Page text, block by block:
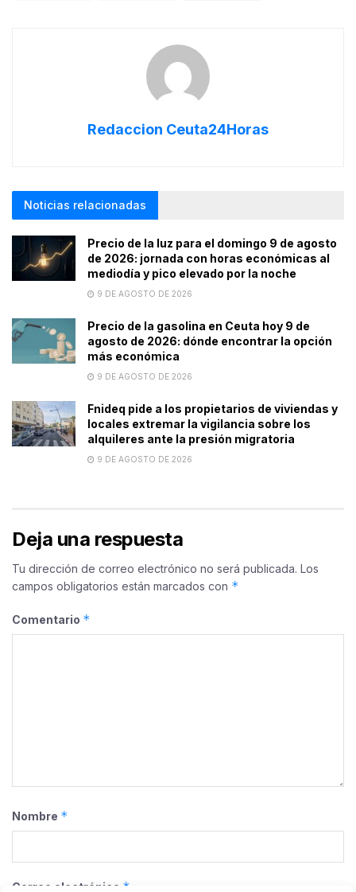
Redaccion Ceuta24Horas
Noticias relacionadas
Precio de la luz para el domingo 9 de agosto
de 2026: jornada con horas económicas al
mediodía y pico elevado por la noche
9 DE AGOSTO DE 2026
Precio de la gasolina en Ceuta hoy 9 de
agosto de 2026: dónde encontrar la opción
más económica
9 DE AGOSTO DE 2026
Fnideq pide a los propietarios de viviendas y
locales extremar la vigilancia sobre los
alquileres ante la presión migratoria
9 DE AGOSTO DE 2026
Deja una respuesta
Tu dirección de correo electrónico no será publicada. Los
campos obligatorios están marcados con *
Comentario *
Nombre *
Correo electrónico *